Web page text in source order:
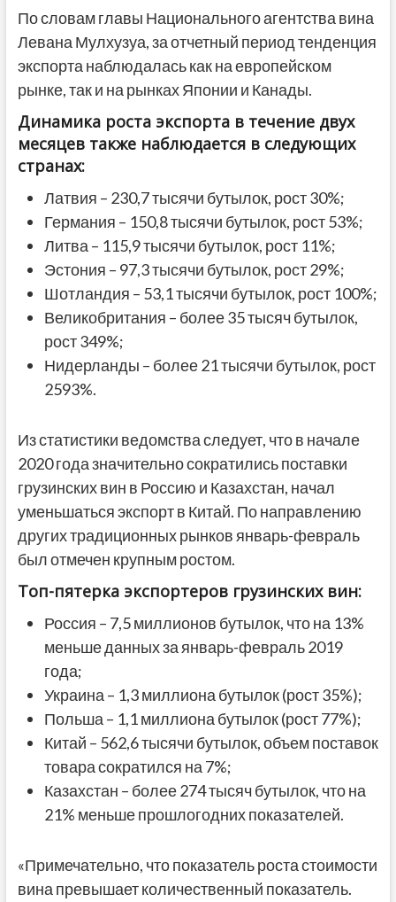
По словам главы Национального агентства вина
Левана Мулхузуа, за отчетный период тенденция
экспорта наблюдалась как на европейском
рынке, так и на рынках Японии и Канады.
Динамика роста экспорта в течение двух
месяцев также наблюдается в следующих
странах:
Латвия – 230,7 тысячи бутылок, рост 30%;
Германия – 150,8 тысячи бутылок, рост 53%;
Литва – 115,9 тысячи бутылок, рост 11%;
Эстония – 97,3 тысячи бутылок, рост 29%;
Шотландия – 53,1 тысячи бутылок, рост 100%;
Великобритания – более 35 тысяч бутылок,
рост 349%;
Нидерланды – более 21 тысячи бутылок, рост
2593%.
Из статистики ведомства следует, что в начале
2020 года значительно сократились поставки
грузинских вин в Россию и Казахстан, начал
уменьшаться экспорт в Китай. По направлению
других традиционных рынков январь-февраль
был отмечен крупным ростом.
Топ-пятерка экспортеров грузинских вин:
Россия – 7,5 миллионов бутылок, что на 13%
меньше данных за январь-февраль 2019
года;
Украина – 1,3 миллиона бутылок (рост 35%);
Польша – 1,1 миллиона бутылок (рост 77%);
Китай – 562,6 тысячи бутылок, объем поставок
товара сократился на 7%;
Казахстан – более 274 тысяч бутылок, что на
21% меньше прошлогодних показателей.
«Примечательно, что показатель роста стоимости
вина превышает количественный показатель.